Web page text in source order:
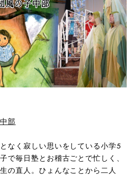
部
なく寂しい思いをしている小学5
で毎日塾とお稽古ごとで忙しく、
の直人。ひょんなことから二人